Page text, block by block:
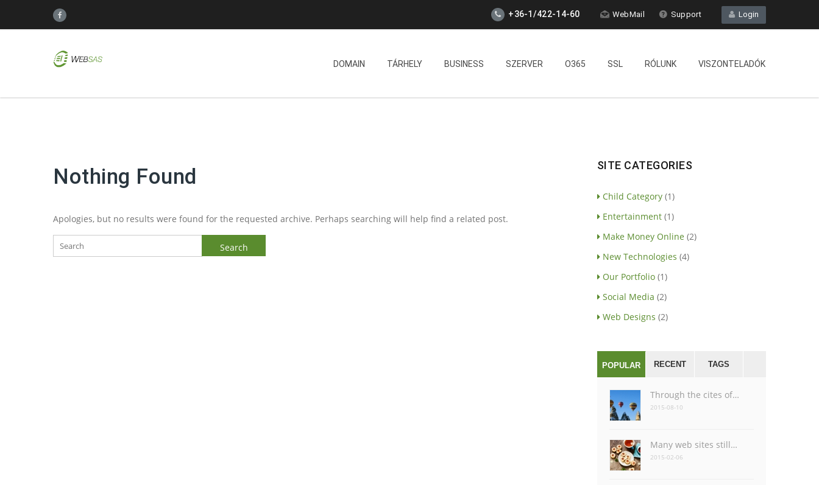
Login
+36-1/422-14-60 WebMail Support
DOMAIN TÁRHELY BUSINESS SZERVER O365 SSL RÓLUNK VISZONTELADÓK
Nothing Found
Apologies, but no results were found for the requested archive. Perhaps searching will help find a related post.
Search
SITE CATEGORIES
Child Category(1)
Entertainment(1)
Make Money Online (2)
New Technologies (4)
Our Portfolio(1)
Social Media (2)
Web Designs (2)
POPULAR RECENT TAGS
Through the cites of…
2015-08-10
Many web sites still…
2015-02-06